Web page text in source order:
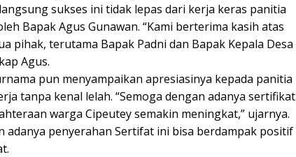
sukses ini tidak lepas dari kerja keras panitia
Bapak Agus Gunawan. “Kami berterima kasih atas
pihak, terutama Bapak Padni dan Bapak Kepala Desa
Agus.
pun menyampaikan apresiasinya kepada panitia
tanpa kenal lelah. “Semoga dengan adanya sertifikat
warga Cipeutey semakin meningkat,” ujarnya.
adanya penyerahan Sertifat ini bisa berdampak positif